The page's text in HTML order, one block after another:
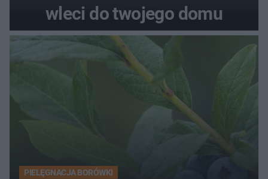
wleci do twojego domu
PIELĘGNACJA BORÓWKI